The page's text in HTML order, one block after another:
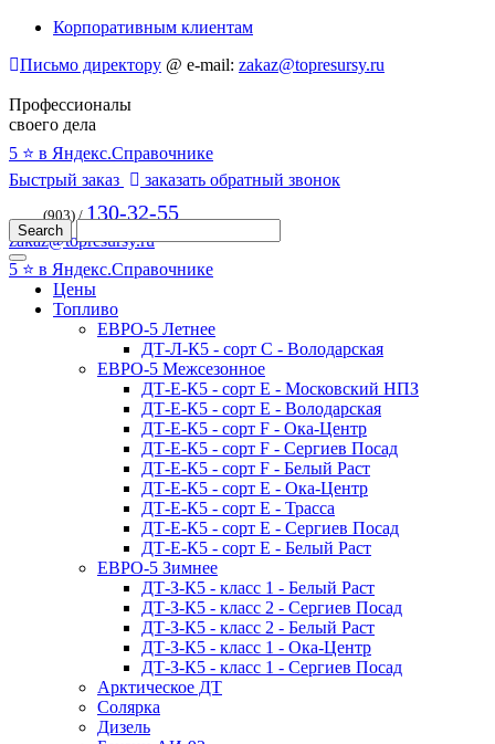
Корпоративным клиентам
Письмо директору @ e-mail: zakaz@topresursy.ru
Профессионалы
своего дела
5 ⭐️ в Яндекс.Справочнике
Быстрый заказ
заказать обратный звонок
(903) /130-32-55
zakaz@topresursy.ru
5 ⭐️ в Яндекс.Справочнике
Цены
Топливо
ЕВРО-5 Летнее
ДТ-Л-К5 - сорт С - Володарская
ЕВРО-5 Межсезонное
ДТ-Е-К5 - сорт E - Московский НПЗ
ДТ-Е-К5 - сорт E - Володарская
ДТ-Е-К5 - сорт F - Ока-Центр
ДТ-Е-К5 - сорт F - Сергиев Посад
ДТ-Е-К5 - сорт F - Белый Раст
ДТ-Е-К5 - сорт E - Ока-Центр
ДТ-Е-К5 - сорт E - Трасса
ДТ-Е-К5 - сорт E - Сергиев Посад
ДТ-Е-К5 - сорт E - Белый Раст
ЕВРО-5 Зимнее
ДТ-З-К5 - класс 1 - Белый Раст
ДТ-З-К5 - класс 2 - Сергиев Посад
ДТ-З-К5 - класс 2 - Белый Раст
ДТ-З-К5 - класс 1 - Ока-Центр
ДТ-З-К5 - класс 1 - Сергиев Посад
Арктическое ДТ
Солярка
Дизель